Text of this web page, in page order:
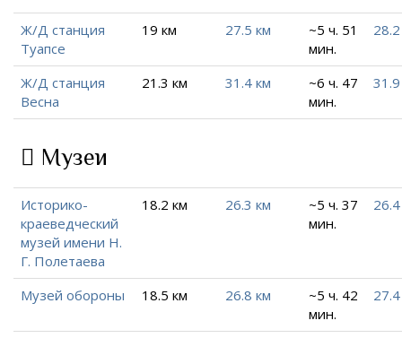
Ж/Д станция
Туапсе
19 км 27.5 км
~5 ч. 51
мин.
Ж/Д станция
Весна
21.3 км 31.4 км
~6 ч. 47
мин.
Музеи
Историко-
краеведческий
музей имени Н.
Г. Полетаева
18.2 км 26.3 км
~5 ч. 37
мин.
Музей обороны 18.5 км 26.8 км
~5 ч. 42
мин.